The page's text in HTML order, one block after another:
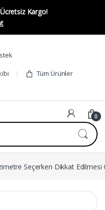
Kargo!
Tüm Ürünler
0
Seçerken Dikkat Edilmesi